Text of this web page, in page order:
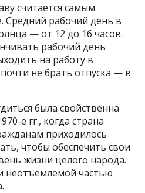
считается самым
рабочий день в
— от 12 до 16 часов.
рабочий день
на работу в
не брать отпуска — в
была свойственна
е гг., когда страна
приходилось
чтобы обеспечить свои
жизни целого народа.
неотъемлемой частью